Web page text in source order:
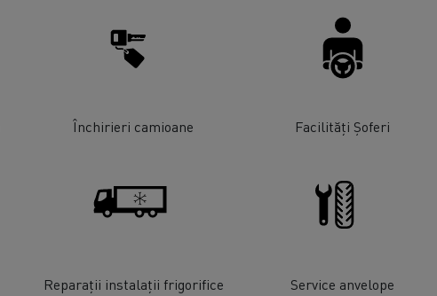
Închirieri camioane Facilități Șoferi
Reparații instalații frigorifice Service anvelope